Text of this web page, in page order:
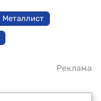
Металлист
Реклама